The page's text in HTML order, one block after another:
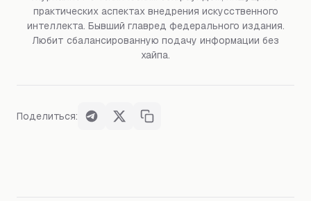
практических аспектах внедрения искусственного
интеллекта. Бывший главред федерального издания.
Любит сбалансированную подачу информации без
хайпа.
Поделиться: